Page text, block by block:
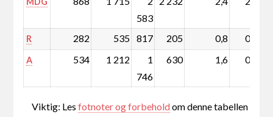
583
R 282 535 817 205 0,8 0,2
A 534 1 212
1
746
630 1,6 0,6
Viktig: Lesfotnoter og forbeholdom denne tabellen